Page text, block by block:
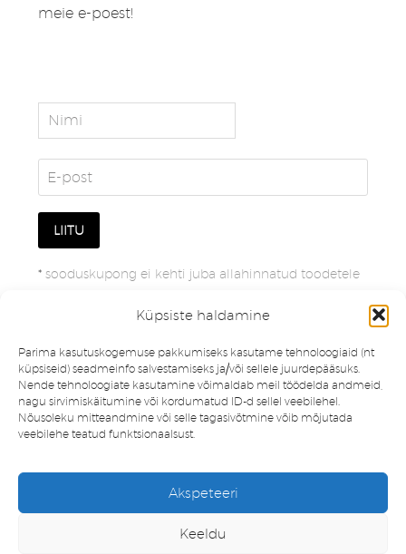
Küpsiste haldamine
Parima kasutuskogemuse pakkumiseks kasutame tehnoloogiaid (nt
küpsiseid) seadmeinfo salvestamiseks ja/või sellele juurdepääsuks.
Nende tehnoloogiate kasutamine võimaldab meil töödelda andmeid,
nagu sirvimiskäitumine või kordumatud ID-d sellel veebilehel.
Nõusoleku mitteandmine või selle tagasivõtmine võib mõjutada
veebilehe teatud funktsionaalsust.
Akspeteeri
Keeldu
meie e-poest!
* sooduskupong ei kehti juba allahinnatud toodetele
Müügitingimused Privaatsuspoliitika
Minu konto Soovinimekiri